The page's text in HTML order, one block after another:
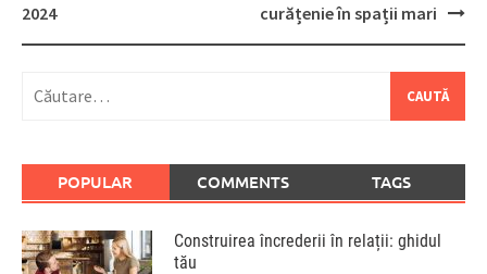
2024
curățenie în spații mari
după:
POPULAR COMMENTS TAGS
Construirea încrederii în relații: ghidul
tău